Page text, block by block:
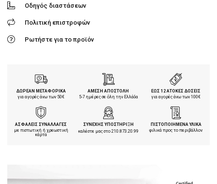
Οδηγός διαστάσεων
Πολιτική επιστροφών
Ρωτήστε για το προϊόν
ΔΩΡΕΑΝ ΜΕΤΑΦΟΡΙΚΑ
για αγορές άνω των 50€
ΑΜΕΣΗ ΑΠΟΣΤΟΛΗ
5-7 ημέρες σε όλη την Ελλάδα
ΕΩΣ 12 ΑΤΟΚΕΣ ΔΟΣΕΙΣ
για αγορές άνω των 100€
ΑΣΦΑΛΕΙΣ ΣΥΝΑΛΛΑΓΕΣ
με πιστωτική ή χρεωστική
κάρτα
ΣΥΝΕΧΗΣ ΥΠΟΣΤΗΡΙΞΗ
καλέστε μας στο210.873.20.99
ΠΙΣΤΟΠΟΙΗΜΕΝΑ ΥΛΙΚΑ
φιλικά προς το περιβάλλον